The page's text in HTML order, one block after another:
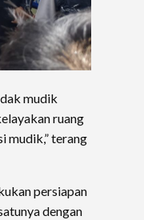
mudik
ruang
mudik,” terang
persiapan
dengan